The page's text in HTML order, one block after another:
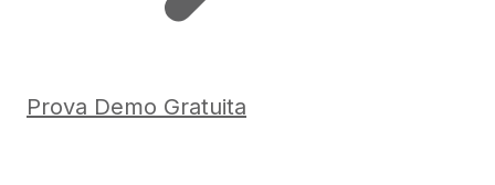
Prova Demo Gratuita